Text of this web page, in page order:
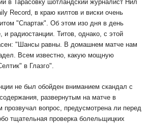
в Тарасовку шотландский журналист Нил
Record, в краю килтов и виски очень
"Спартак". Об этом изо дня в день
и радиостанции. Титов, однако, с этой
"Шансы равны. В домашнем матче нам
Всем известно, какую мощную
в Глазго".
не был обойден вниманием скандал с
развернутым на матче в
вопрос, предусмотрена ли перед
тщательная проверка болельщицких